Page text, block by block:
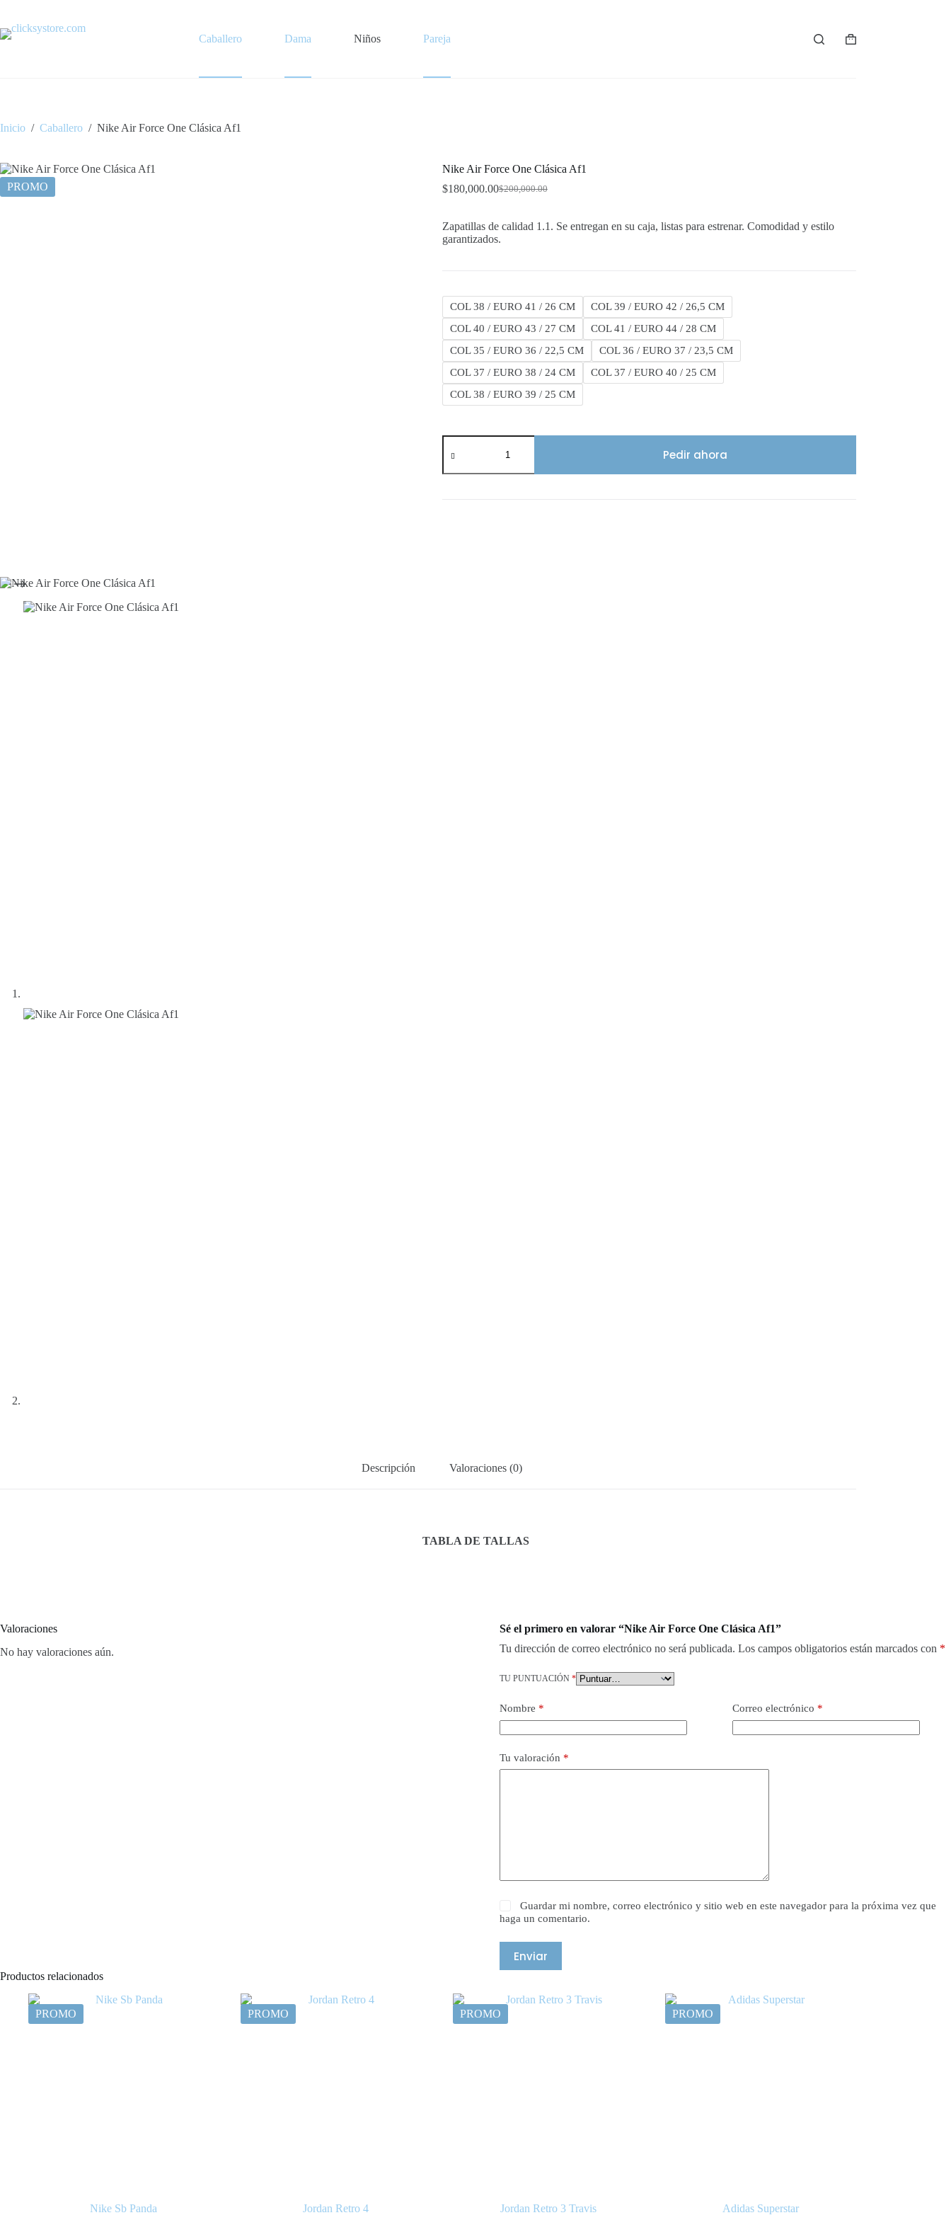
contenido
Caballero Dama Niños Pareja
Carro
Inicio / Caballero / Nike Air Force One Clásica Af1
PROMO
Nike Air Force One Clásica Af1
$200,000.00
Original
was:
$200,000.00.
$180,000.00Current
$180,000.00.
Zapatillas de calidad 1.1. Se entregan en su caja, listas para estrenar. Comodidad y estilo
garantizados.
COL 38 / EURO 41 / 26 CM
COL 39 / EURO 42 / 26,5 CM
COL 40 / EURO 43 / 27 CM
COL 41 / EURO 44 / 28 CM
COL 35 / EURO 36 / 22,5 CM
COL 36 / EURO 37 / 23,5 CM
COL 37 / EURO 38 / 24 CM
COL 37 / EURO 40 / 25 CM
COL 38 / EURO 39 / 25 CM
Nike
Air
One
Pedir ahora
Descripción Valoraciones (0)
TABLA DE TALLAS
Valoraciones
No hay valoraciones aún.
Sé el primero en valorar “Nike Air Force One Clásica Af1”
Tu dirección de correo electrónico no será publicada. Los campos obligatorios están marcados con *
TU PUNTUACIÓN *
Nombre * Correo electrónico *
Tu valoración *
Guardar mi nombre, correo electrónico y sitio web en este navegador para la próxima vez que
haga un comentario.
Enviar
Productos relacionados
PROMO
Nike Sb Panda
PROMO
Jordan Retro 4
PROMO
Jordan Retro 3 Travis
PROMO
Adidas Superstar